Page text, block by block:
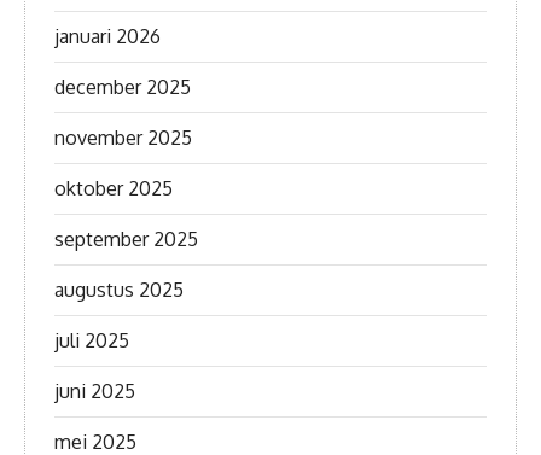
januari 2026
december 2025
november 2025
oktober 2025
september 2025
augustus 2025
juli 2025
juni 2025
mei 2025